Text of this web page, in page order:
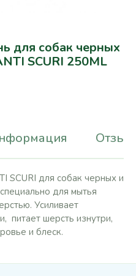
для собак черных
SCURI 250ML
SCURI для собак черных и
для мытья
Усиливает
питает шерсть изнутри,
и блеск.